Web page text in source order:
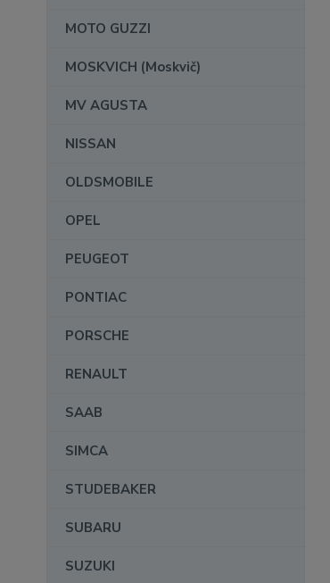
MOTO GUZZI
MOSKVICH (Moskvič)
MV AGUSTA
NISSAN
OLDSMOBILE
OPEL
PEUGEOT
PONTIAC
PORSCHE
RENAULT
SAAB
SIMCA
STUDEBAKER
SUBARU
SUZUKI